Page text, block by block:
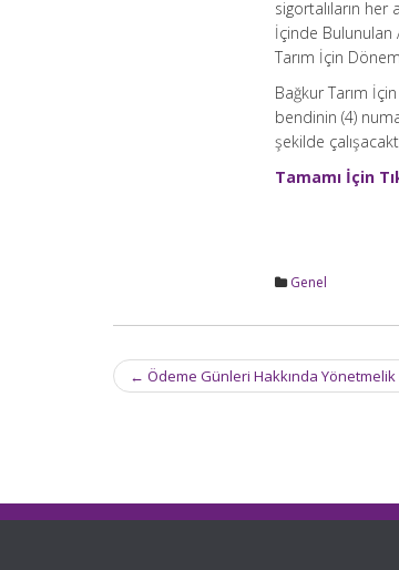
sigortalıların
İçinde Bulunulan
Tarım İçin
Bağkur Tarım
bendinin (4)
şekilde
Tamamı İçin
Genel
Post
navigation
← Ödeme Günleri Hakkında Yönetmelik